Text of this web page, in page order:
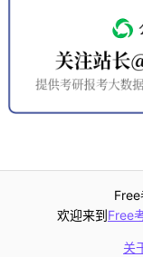
欢迎来到Free
关